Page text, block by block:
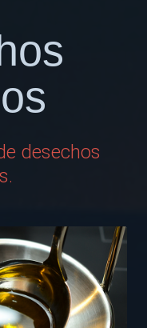
desechos